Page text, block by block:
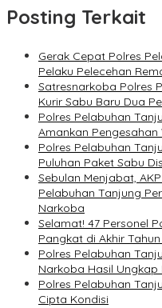
Posting Terkait
Gerak Cepat Polres
Pelaku Pelecehan
Satresnarkoba Polres
Kurir Sabu Baru Dua
Polres Pelabuhan
Amankan
Polres Pelabuhan
Puluhan Paket Sabu
Sebulan Menjabat,
Pelabuhan Tanjung
Narkoba
Selamat! 47 Personel
Pangkat di Akhir
Polres Pelabuhan
Narkoba Hasil
Polres Pelabuhan
Cipta Kondisi